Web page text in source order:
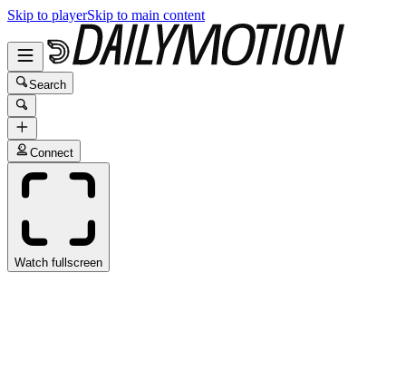
Skip to playerSkip to main content
Search
Connect
Watch fullscreen